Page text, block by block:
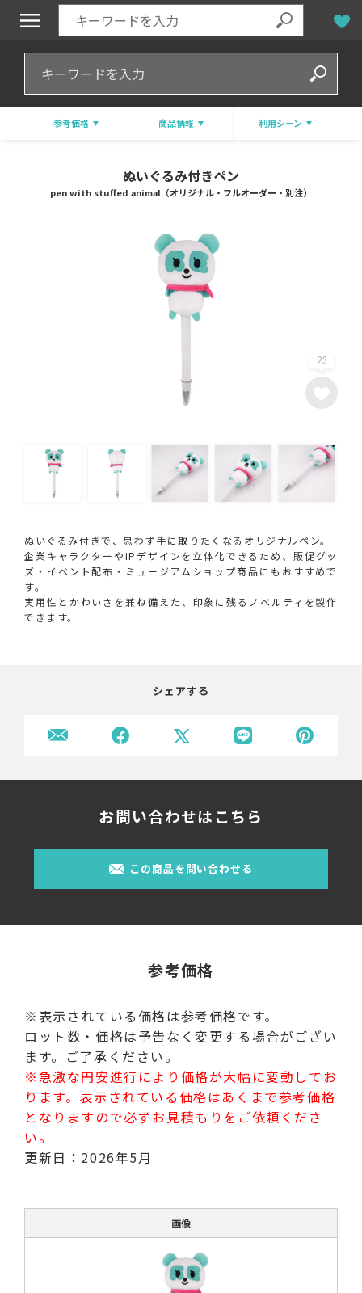
参考価格 商品情報 利用シーン
ぬいぐるみ付きペン
pen with stuffed animal（オリジナル・フルオーダー・別注）
23
ぬいぐるみ付きで、思わず手に取りたくなるオリジナルペン。
企業キャラクターやIPデザインを立体化できるため、販促グッ
ズ・イベント配布・ミュージアムショップ商品にもおすすめで
す。
実用性とかわいさを兼ね備えた、印象に残るノベルティを製作
できます。
シェアする
お問い合わせはこちら
この商品を問い合わせる
参考価格
※表示されている価格は参考価格です。
ロット数・価格は予告なく変更する場合がござい
ます。ご了承ください。
※急激な円安進行により価格が大幅に変動してお
ります。表示されている価格はあくまで参考価格
となりますので必ずお見積もりをご依頼くださ
い。
更新日：2026年5月
画像